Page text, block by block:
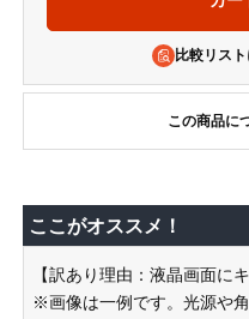
比較リス
この商品に
ここがオススメ！
【訳あり理由：液晶画面に
※画像は一例です。光源や